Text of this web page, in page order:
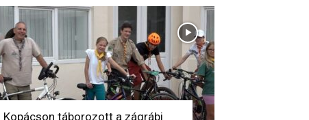
Kopácson táborozott a zágrábi